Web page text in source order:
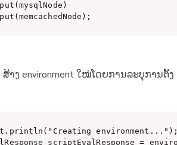
າງ environment ໃໝ່ໂດຍການລະບຸການຕັ້ງ
scriptEvalResponse =